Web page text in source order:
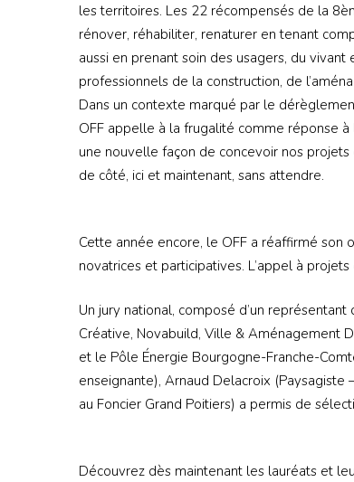
les territoires. Les 22 récompensés de la
rénover, réhabiliter, renaturer en tenant
aussi en prenant soin des usagers, du
professionnels de la construction, de
Dans un contexte marqué par le
OFF appelle à la frugalité comme réponse à
une nouvelle façon de concevoir nos
de côté, ici et maintenant, sans attendre.
Cette année encore, le OFF a réaffirmé
novatrices et participatives. L’appel à
Un jury national, composé d’un
Créative, Novabuild, Ville & Aménagement
et le Pôle Énergie Bourgogne-Franche-
enseignante), Arnaud Delacroix
au Foncier Grand Poitiers) a permis de
Découvrez dès maintenant les lauréats et